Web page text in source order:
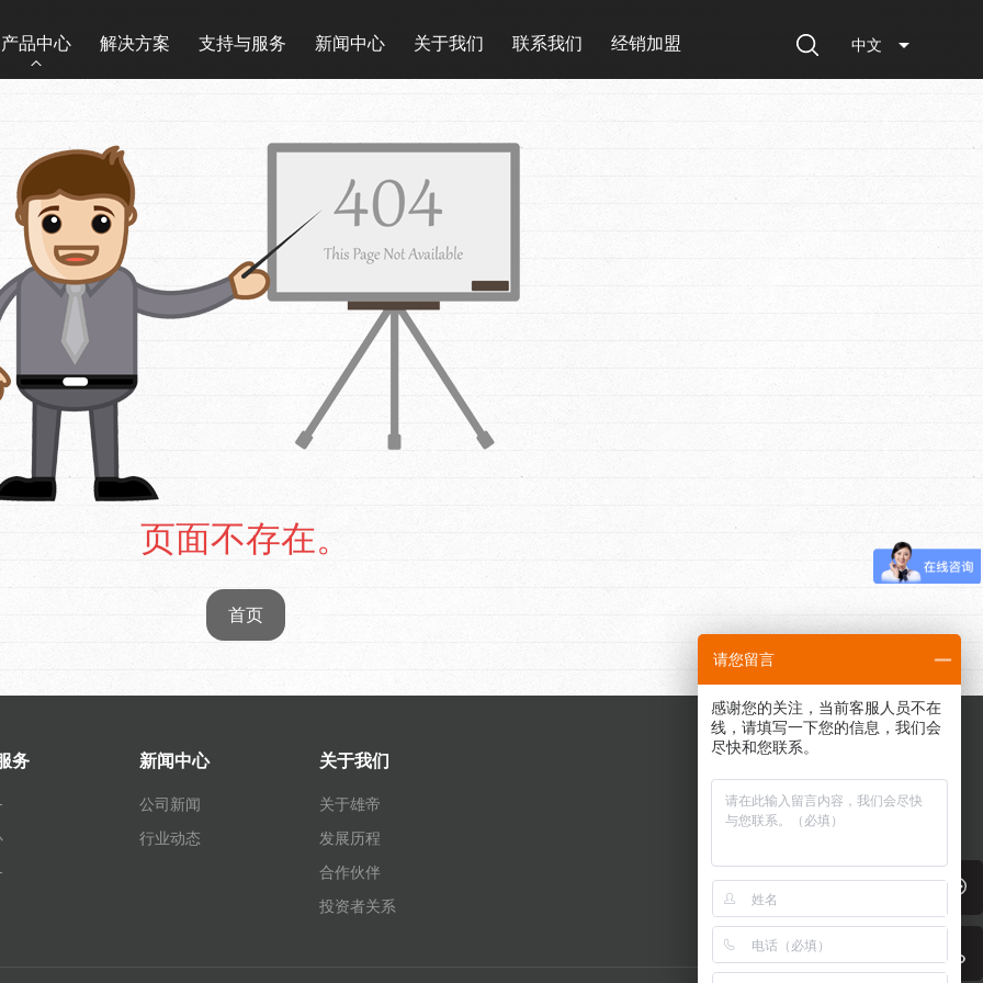
中文
产品中心 解决方案 支持与服务 新闻中心 关于我们 联系我们 经销加盟
页面不存在。
首页
务 新闻中心
公司新闻
行业动态
关于我们
关于雄帝
发展历程
合作伙伴
投资者关系
联系我们
0755-83416677
留言咨询
请您留言
感谢您的关注，当前客服人员不在
线，请填写一下您的信息，我们会
尽快和您联系。